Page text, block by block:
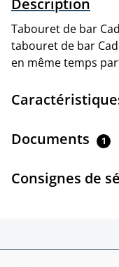
Tabouret de bar
tabouret de bar
en même temps
Documents 1
Consignes de